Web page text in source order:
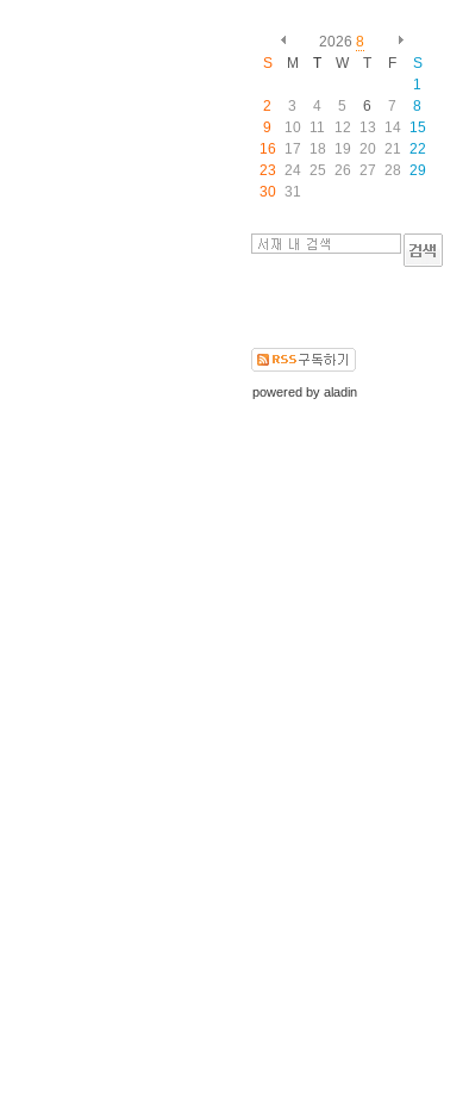
2026 8
S
M T W T F
S
1
2
3 4 5 6 7
8
9
10 11 12 13 14
15
16
17 18 19 20 21 22
23 24 25 26 27 28 29
30 31
powered by aladin